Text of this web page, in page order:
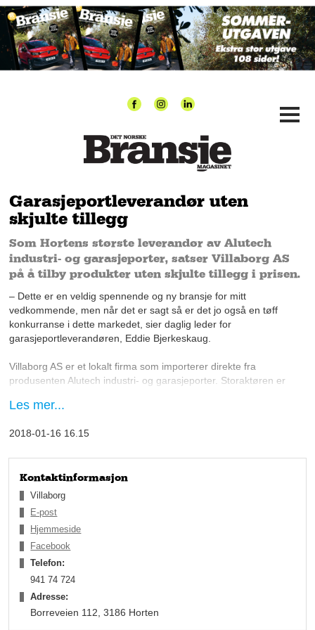
Garasjeportleverandør uten
skjulte tillegg
Som Hortens største leverandør av Alutech
industri- og garasjeporter, satser Villaborg AS
på å tilby produkter uten skjulte tillegg i prisen.
– Dette er en veldig spennende og ny bransje for mitt
vedkommende, men når det er sagt så er det jo også en tøff
konkurranse i dette markedet, sier daglig leder for
garasjeportleverandøren, Eddie Bjerkeskaug.
Villaborg AS er et lokalt firma som importerer direkte fra
produsenten Alutech industri- og garasjeporter. Storaktøren er
som har kontor og salgsutstilling i Borreveien 112 i Horten i
Bjerkeskaug forteller at det er større konkurranse i bransjen nå
enn tidligere, da mange firmaer har tatt levering av
garasjeporter inn i sitt konsept i nyere tid.
– Det gjelder å finne den rette måten å være i bransjen på.
Prisen og kvaliteten på Alutechs produkter er det ikke noe å si
på, sier han.
Villaborg satser på å tilby produkter med alt inkludert i prisen,
slik at kunder slipper overraskelser når de oppdager
sluttsummen.
Les mer...
2018-01-16 16.15
Kontaktinformasjon
Villaborg
E-post
Hjemmeside
Facebook
Telefon:
941 74 724
Adresse:
Borreveien 112, 3186 Horten